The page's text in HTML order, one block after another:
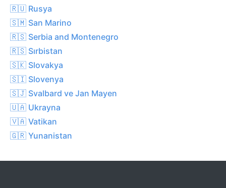
🇷🇺 Rusya
🇸🇲 San Marino
🇷🇸 Serbia and Montenegro
🇷🇸 Sırbistan
🇸🇰 Slovakya
🇸🇮 Slovenya
🇸🇯 Svalbard ve Jan Mayen
🇺🇦 Ukrayna
🇻🇦 Vatikan
🇬🇷 Yunanistan